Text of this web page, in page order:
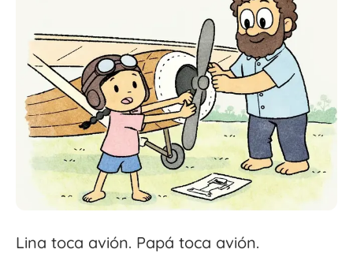
Lina toca avión. Papá toca avión.